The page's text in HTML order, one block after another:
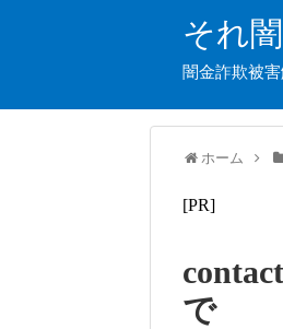
それ
闇金詐欺被
ホーム
[PR]
で